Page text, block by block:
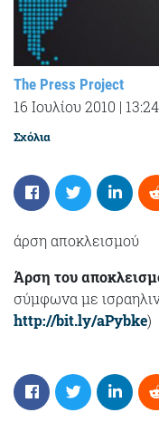
The Press Project
16 Ιουλίου 2010 |
Σχόλια
άρση αποκλεισμού
Άρση του
σύμφωνα με
http://bit.ly/aPybke)